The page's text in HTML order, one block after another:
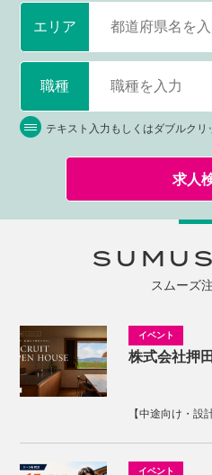
エリア
テキスト入力もしくはダブルクリ
職種
求人
スムーズ
株式会社押